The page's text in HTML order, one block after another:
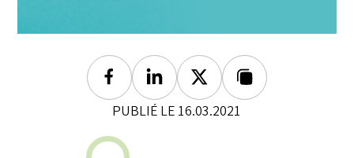
FacebookLinkedinTwitterLien copié
PUBLIÉ LE 16.03.2021